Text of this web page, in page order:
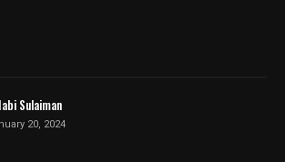
Sulaiman
20, 2024